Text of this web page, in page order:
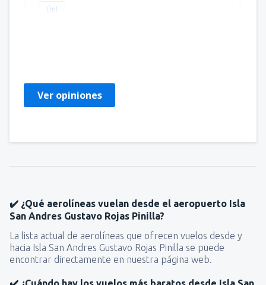
Útil
Ver opiniones
✔️ ¿Qué aerolíneas vuelan desde el aeropuerto Isla
San Andres Gustavo Rojas Pinilla?
La lista actual de aerolíneas que ofrecen vuelos desde y
hacia Isla San Andres Gustavo Rojas Pinilla se puede
encontrar directamente en nuestra página web.